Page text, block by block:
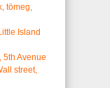
tömeg,
Island
5th Avenue
street,